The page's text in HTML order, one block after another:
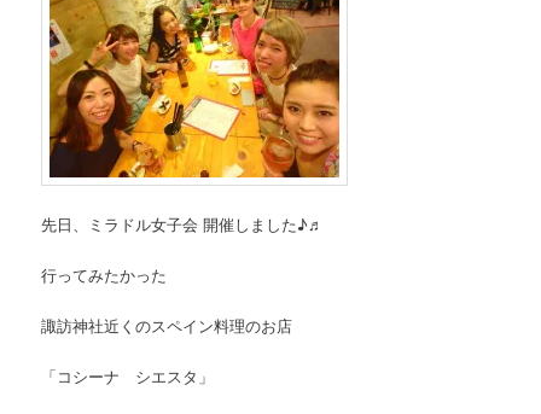
先日、ミラドル女子会 開催しました♪♬
行ってみたかった
諏訪神社近くのスペイン料理のお店
「コシーナ シエスタ」